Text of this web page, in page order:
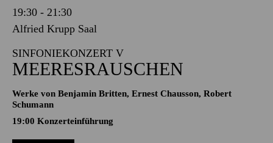
19:30 - 21:30
Alfried Krupp Saal
SINFONIEKONZERT V
MEERESRAUSCHEN
Werke von Benjamin Britten, Ernest Chausson, Robert
Schumann
19:00 Konzerteinführung